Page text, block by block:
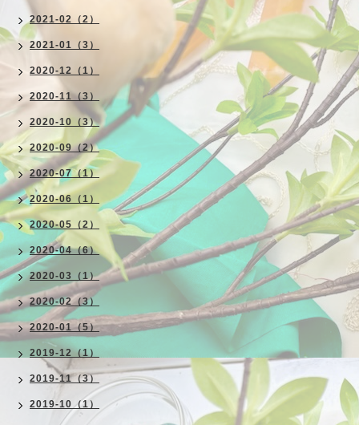
2021-02（2）
2021-01（3）
2020-12（1）
2020-11（3）
2020-10（3）
2020-09（2）
2020-07（1）
2020-06（1）
2020-05（2）
2020-04（6）
2020-03（1）
2020-02（3）
2020-01（5）
2019-12（1）
2019-11（3）
2019-10（1）